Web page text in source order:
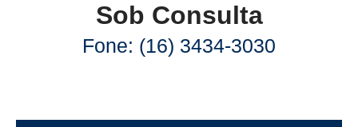
Sob Consulta
Fone: (16) 3434-3030